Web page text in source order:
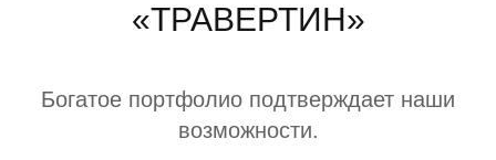
«ТРАВЕРТИН»
Богатое портфолио подтверждает наши
возможности.